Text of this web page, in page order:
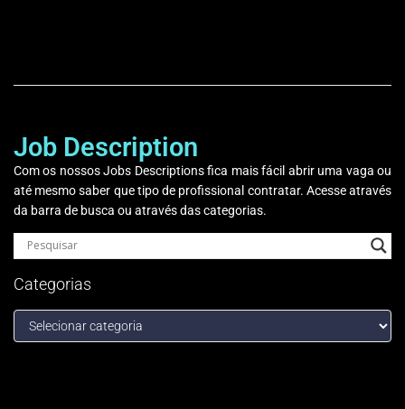
Job Description
Com os nossos Jobs Descriptions fica mais fácil abrir uma vaga ou
até mesmo saber que tipo de profissional contratar. Acesse através
da barra de busca ou através das categorias.
Categorias